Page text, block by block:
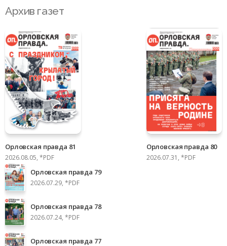
Архив газет
Орловская правда 81
2026.08.05, *PDF
Орловская правда 80
2026.07.31, *PDF
Орловская правда 79
2026.07.29, *PDF
Орловская правда 78
2026.07.24, *PDF
Орловская правда 77